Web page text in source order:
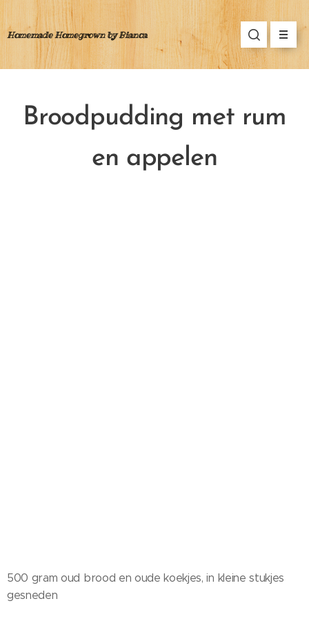
Homemade Homegrown by Bianca
Broodpudding met rum
en appelen
500 gram oud brood en oude koekjes, in kleine stukjes
gesneden